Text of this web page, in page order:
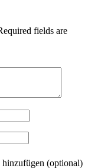
fields are
(optional)